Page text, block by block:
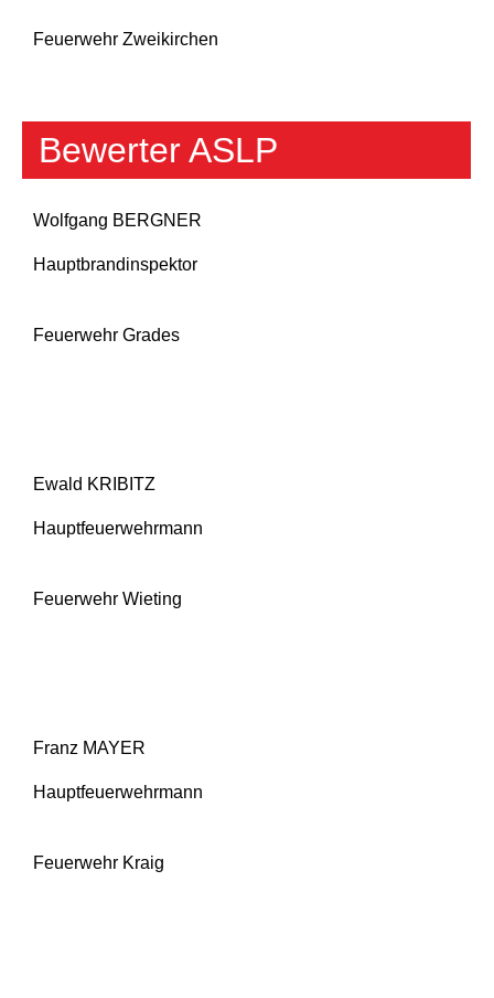
Feuerwehr Zweikirchen
Bewerter ASLP
Wolfgang BERGNER
Hauptbrandinspektor
Feuerwehr Grades
Ewald KRIBITZ
Hauptfeuerwehrmann
Feuerwehr Wieting
Franz MAYER
Hauptfeuerwehrmann
Feuerwehr Kraig